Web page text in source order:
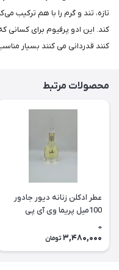
تازه، تند و گرم را با هم ترکیب
کند. این ادو پرفیوم برای کسانی
کنند قدردانی می کنند بسیار
محصولات مرتبط
عطر ادکلن زنانه دیور جادور
100میل پریما وی آی پی
0
3,480,000 تومان